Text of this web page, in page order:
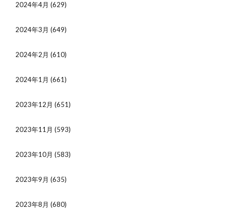
2024年4月 (629)
2024年3月 (649)
2024年2月 (610)
2024年1月 (661)
2023年12月 (651)
2023年11月 (593)
2023年10月 (583)
2023年9月 (635)
2023年8月 (680)